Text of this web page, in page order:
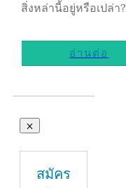
สิ่งหล่านี้อยู่หรือเปล่า?
อ่านต่อ
สมัคร